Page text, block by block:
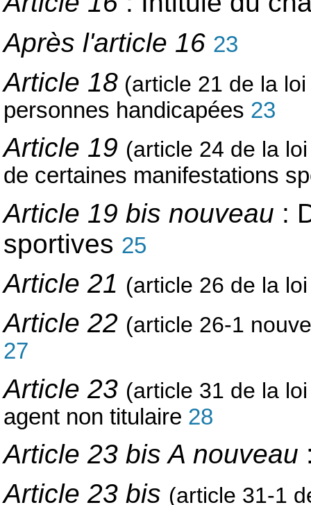
Après l'article 16 23
Article 18 (article 21 de la
personnes handicapées 23
Article 19 (article 24 de la
de certaines manifestations
Article 19 bis nouveau :
sportives 25
Article 21 (article 26 de la
Article 22 (article 26-1
27
Article 23 (article 31 de la
agent non titulaire 28
Article 23 bis A nouveau
Article 23 bis (article 31-1